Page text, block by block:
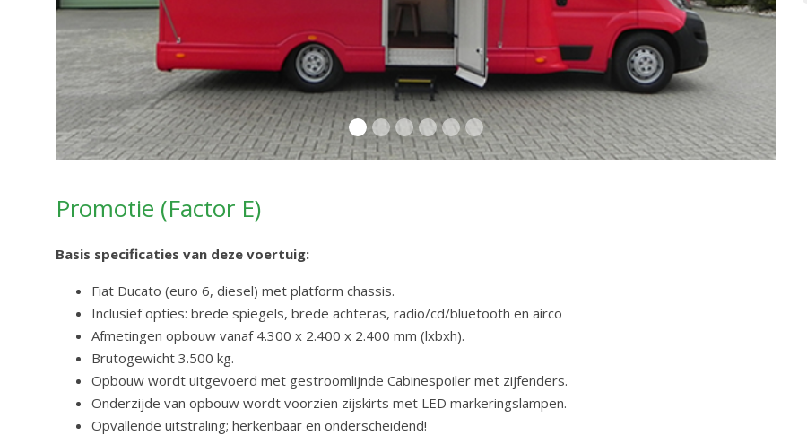
Promotie (Factor E)
Basis specificaties van deze voertuig:
Fiat Ducato (euro 6, diesel) met platform chassis.
Inclusief opties: brede spiegels, brede achteras, radio/cd/bluetooth en airco
Afmetingen opbouw vanaf 4.300 x 2.400 x 2.400 mm (lxbxh).
Brutogewicht 3.500 kg.
Opbouw wordt uitgevoerd met gestroomlijnde Cabinespoiler met zijfenders.
Onderzijde van opbouw wordt voorzien zijskirts met LED markeringslampen.
Opvallende uitstraling; herkenbaar en onderscheidend!